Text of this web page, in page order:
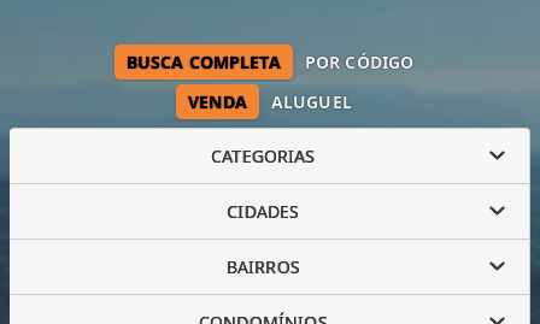
VENDA ALUGUEL
BUSCA COMPLETA POR CÓDIGO
CATEGORIAS
CIDADES
BAIRROS